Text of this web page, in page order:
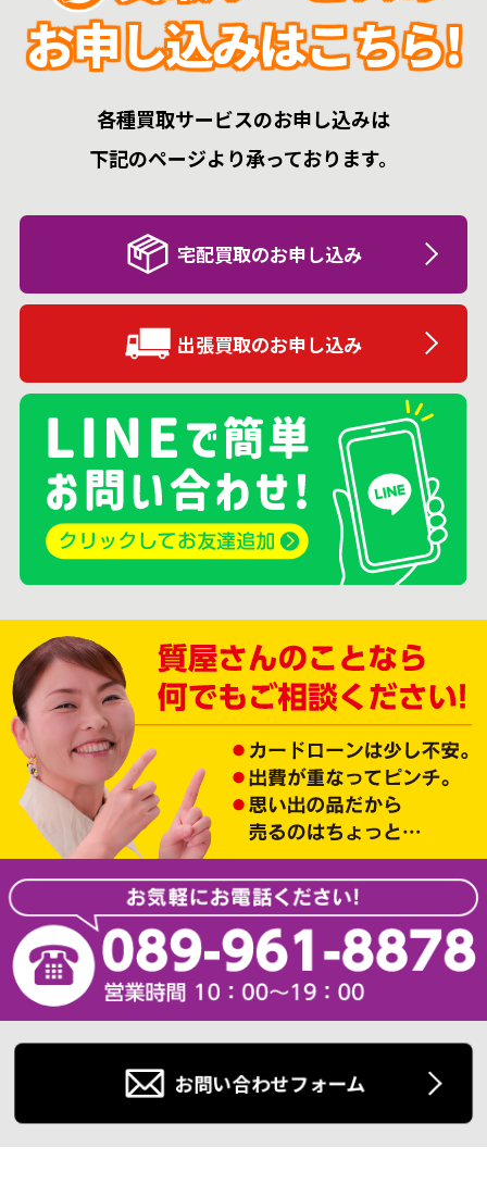
お申し込みはこちら!
各種買取サービスのお申し込みは
下記のページより承っております。
宅配買取のお申し込み
出張買取のお申し込み
お問い合わせフォーム